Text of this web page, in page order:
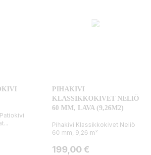
PIHAKIVI
KLASSIKKOKIVET NELIÖ
60 MM, LAVA (9,26M2)
Pihakivi Klassikkokivet Neliö
60 mm, 9,26 m²
Hinta
199,00 €